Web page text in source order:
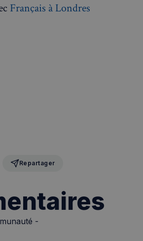
Français à Londres
Repartager
-